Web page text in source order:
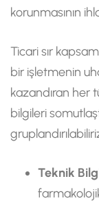
korunmasının
Ticari sır
bir işletmenin
kazandıran her
bilgileri
Teknik